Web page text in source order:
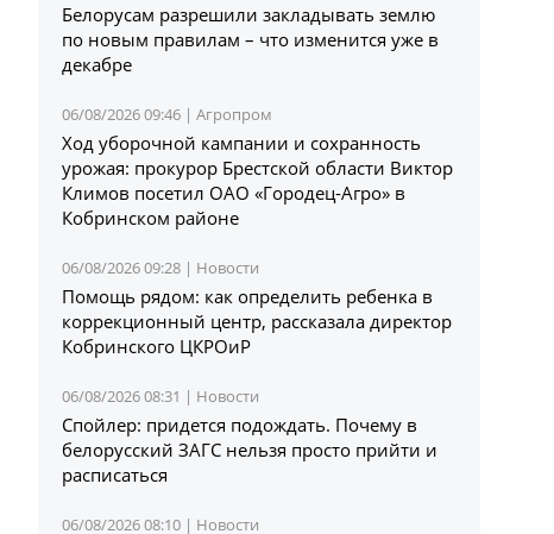
Белорусам разрешили закладывать землю
по новым правилам – что изменится уже в
декабре
06/08/2026 09:46 |Агропром
Ход уборочной кампании и сохранность
урожая: прокурор Брестской области Виктор
Климов посетил ОАО «Городец-Агро» в
Кобринском районе
06/08/2026 09:28 | Новости
Помощь рядом: как определить ребенка в
коррекционный центр, рассказала директор
Кобринского ЦКРОиР
06/08/2026 08:31 | Новости
Спойлер: придется подождать. Почему в
белорусский ЗАГС нельзя просто прийти и
расписаться
06/08/2026 08:10 | Новости